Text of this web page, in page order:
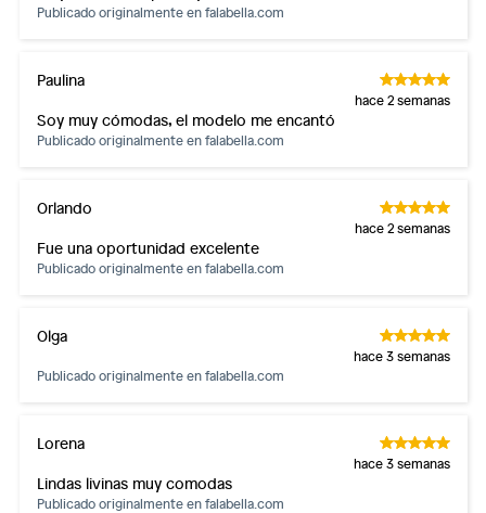
baño con señales de uso, sin empaques, etiquetas o sellos.
Plantas.
Productos que hayan sido previamente instalados.
Motocicletas y bicicletas motorizadas.
Publicado originalmente enfalabella.com
Paulina
hace 2 semanas
Soy muy cómodas, el modelo me encantó
Publicado originalmente enfalabella.com
Orlando
hace 2 semanas
Fue una oportunidad excelente
Publicado originalmente enfalabella.com
Olga
hace 3 semanas
Publicado originalmente enfalabella.com
Lorena
hace 3 semanas
Lindas livinas muy comodas
Publicado originalmente enfalabella.com